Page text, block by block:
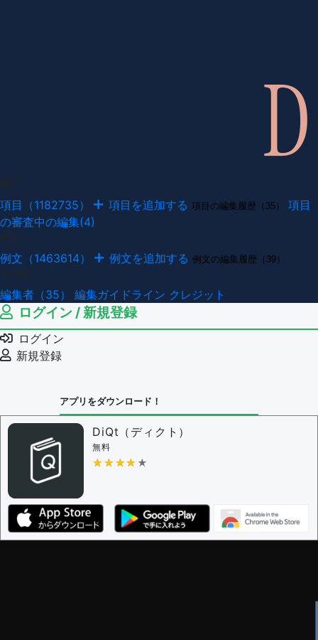
項目（1182735） 項目を追加する 項目の編集履歴（35）
項目
の審査中の編集(4)
例文（1463614） 例文を追加する 例文の編集履歴（39）
編集者（35） 編集ガイドライン クレジット
ログイン / 新規登録
ログイン
新規登録
アプリをダウンロード！
DiQt（ディクト）
無料
★★★★★
★★★★★